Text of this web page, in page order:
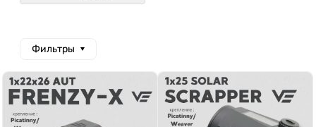
Фильтры